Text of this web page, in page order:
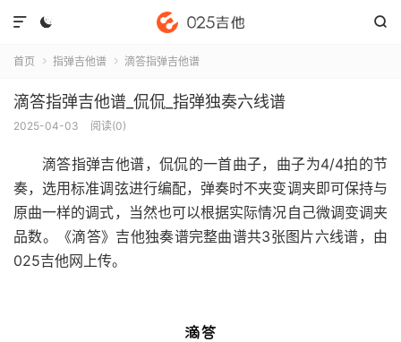
 

首页  指弹吉他谱  滴答指弹吉他谱
滴答指弹吉他谱_侃侃_指弹独奏六线谱
2025-04-03 阅读(0)
滴答指弹吉他谱，侃侃的一首曲子，曲子为4/4拍的节
奏，选用标准调弦进行编配，弹奏时不夹变调夹即可保持与
原曲一样的调式，当然也可以根据实际情况自己微调变调夹
品数。《滴答》吉他独奏谱完整曲谱共3张图片六线谱，由
025吉他网上传。